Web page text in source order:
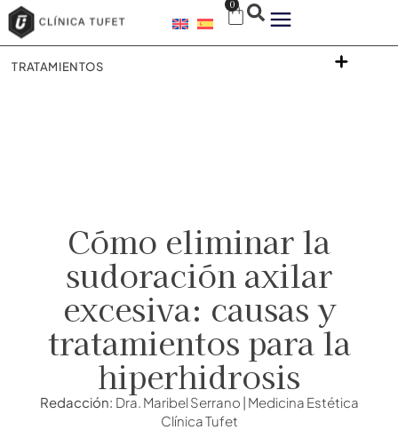
0
TRATAMIENTOS
Cómo eliminar la
sudoración axilar
excesiva: causas y
tratamientos para la
hiperhidrosis
Redacción: Dra. Maribel Serrano | Medicina Estética
Clínica Tufet